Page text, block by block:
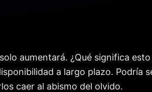
aumentará. ¿Qué significa
a largo plazo. Podría
caer al abismo del olvido.